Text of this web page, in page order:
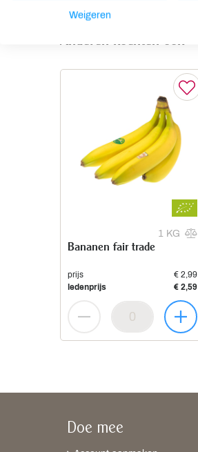
Anderen kochten ook
1 KG
Bananen fair trade
prijs
€ 2,99
ledenprijs
€ 2,59
Doe mee
Weigeren